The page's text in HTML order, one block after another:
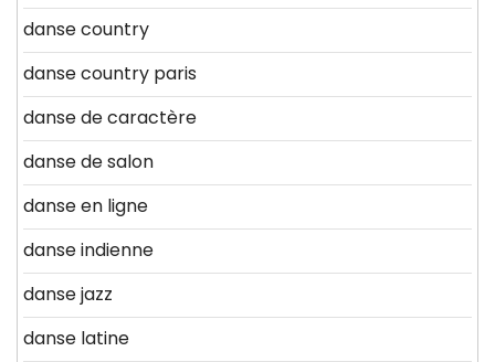
danse country
danse country paris
danse de caractère
danse de salon
danse en ligne
danse indienne
danse jazz
danse latine